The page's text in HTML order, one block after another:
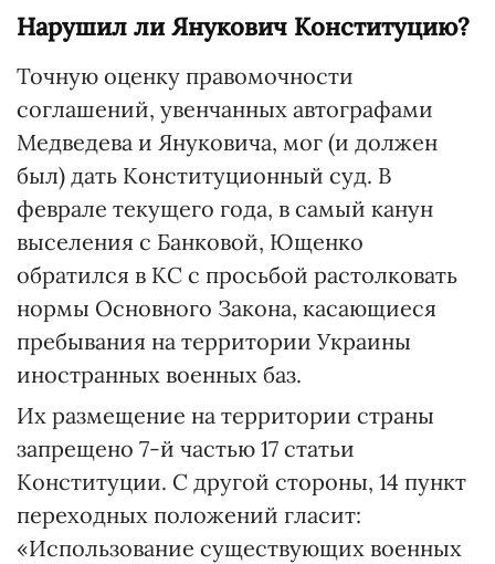
Нарушил ли Янукович Конституцию?
Точную оценку правомочности
соглашений, увенчанных автографами
Медведева и Януковича, мог (и должен
был) дать Конституционный суд. В
феврале текущего года, в самый канун
выселения с Банковой, Ющенко
обратился в КС с просьбой растолковать
нормы Основного Закона, касающиеся
пребывания на территории Украины
иностранных военных баз.
Их размещение на территории страны
запрещено 7-й частью 17 статьи
Конституции. С другой стороны, 14 пункт
переходных положений гласит:
«Использование существующих военных